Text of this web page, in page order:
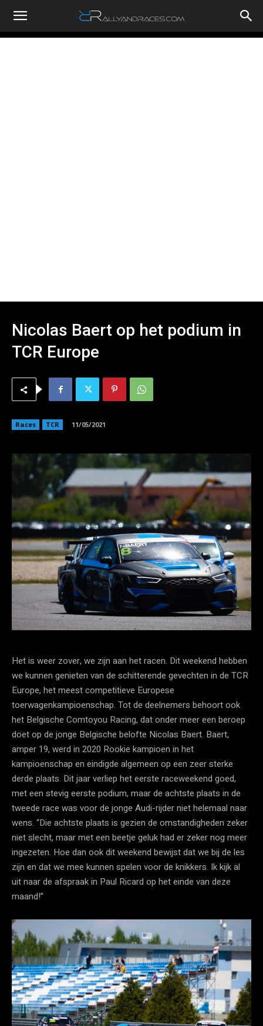
RallyandRaces.com
Nicolas Baert op het podium in
TCR Europe
Races TCR 11/05/2021
Het is weer zover, we zijn aan het racen. Dit weekend hebben
we kunnen genieten van de schitterende gevechten in de TCR
Europe, het meest competitieve Europese
toerwagenkampioenschap. Tot de deelnemers behoort ook
het Belgische Comtoyou Racing, dat onder meer een beroep
doet op de jonge Belgische belofte Nicolas Baert. Baert,
amper 19, werd in 2020 Rookie kampioen in het
kampioenschap en eindigde algemeen op een zeer sterke
derde plaats. Dit jaar verliep het eerste raceweekend goed,
met een stevig eerste podium, maar de achtste plaats in de
tweede race was voor de jonge Audi-rijder niet helemaal naar
wens. “Die achtste plaats is gezien de omstandigheden zeker
niet slecht, maar met een beetje geluk had er zeker nog meer
ingezeten. Hoe dan ook dit weekend bewijst dat we bij de les
zijn en dat we mee kunnen spelen voor de knikkers. Ik kijk al
uit naar de afspraak in Paul Ricard op het einde van deze
maand!”